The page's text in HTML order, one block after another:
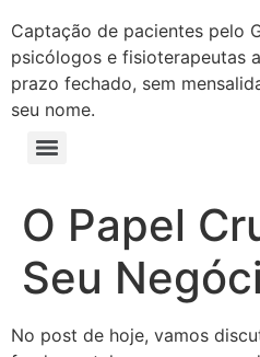
Captação de pacientes pelo
psicólogos e fisioterapeutas
prazo fechado, sem
seu nome.
O Papel
Seu
No post de hoje, vamos